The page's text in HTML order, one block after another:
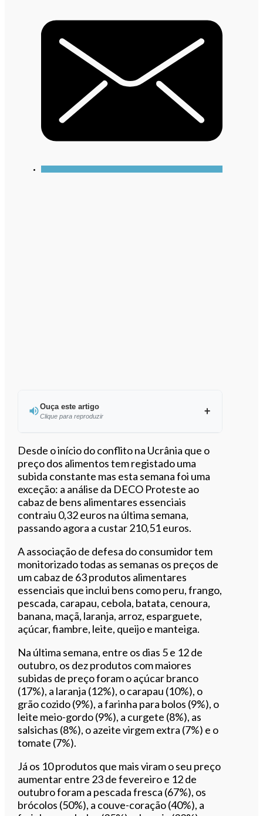
Ouça este artigo
Clique para reproduzir
Ouvir este artigo
Desde o início do conflito na Ucrânia que o
preço dos alimentos tem registado uma
subida constante mas esta semana foi uma
exceção: a análise da DECO Proteste ao
cabaz de bens alimentares essenciais
contraiu 0,32 euros na última semana,
passando agora a custar 210,51 euros.
A associação de defesa do consumidor tem
monitorizado todas as semanas os preços de
um cabaz de 63 produtos alimentares
essenciais que inclui bens como peru, frango,
pescada, carapau, cebola, batata, cenoura,
banana, maçã, laranja, arroz, esparguete,
açúcar, fiambre, leite, queijo e manteiga.
Na última semana, entre os dias 5 e 12 de
outubro, os dez produtos com maiores
subidas de preço foram o açúcar branco
(17%), a laranja (12%), o carapau (10%), o
grão cozido (9%), a farinha para bolos (9%), o
leite meio-gordo (9%), a curgete (8%), as
salsichas (8%), o azeite virgem extra (7%) e o
tomate (7%).
Já os 10 produtos que mais viram o seu preço
aumentar entre 23 de fevereiro e 12 de
outubro foram a pescada fresca (67%), os
brócolos (50%), a couve-coração (40%), a